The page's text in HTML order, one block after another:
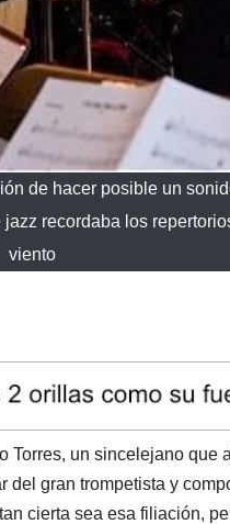
de hacer posible un
recordaba los
viento
Torres, un sincelejano que
gran trompetista y
cierta sea esa filiación,